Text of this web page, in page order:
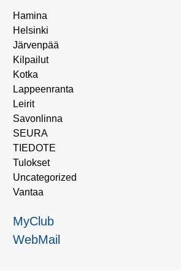
Hamina
Helsinki
Järvenpää
Kilpailut
Kotka
Lappeenranta
Leirit
Savonlinna
SEURA
TIEDOTE
Tulokset
Uncategorized
Vantaa
MyClub
WebMail